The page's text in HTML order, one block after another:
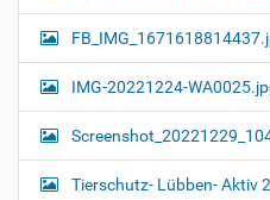
IMG-20221224-
Tierschutz- Lübben- Aktiv